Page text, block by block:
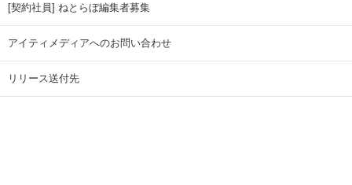
[契約社員] ねとらぼ編集者募集
アイティメディアへのお問い合わせ
リリース送付先